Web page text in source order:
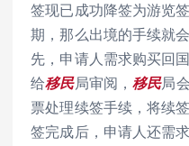
签现已成功降签为游览
期，那么出境的手续就
先，申请人需求购买回
给移民局审阅，移民局
票处理续签手续，将续
签完成后，申请人还需